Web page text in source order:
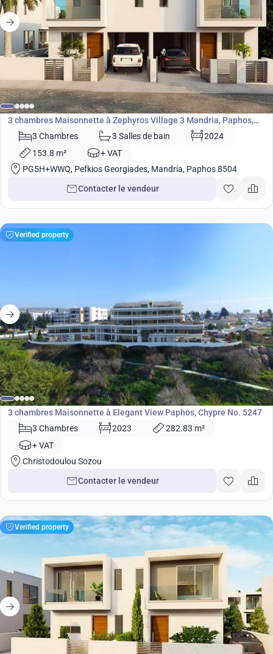
€330 000
Maisonnette
3 chambres Maisonnette à Zephyros Village 3 Mandria, Paphos,
Chypre No. 9111
3 Chambres 3 Salles de bain
2024
153.8 m²
+ VAT
PG5H+WWQ, Pefkios Georgiades, Mandria, Paphos 8504
Contacter le vendeur
Verified property
€690 000
Maisonnette
3 chambres Maisonnette à Elegant View Paphos, Chypre No. 5247
3 Chambres
2023
282.83 m²
+ VAT
Christodoulou Sozou
Contacter le vendeur
Verified property